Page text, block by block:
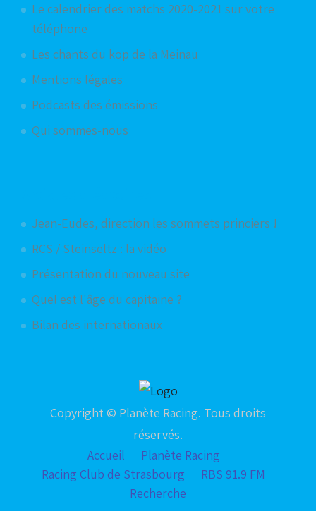
Le calendrier des matchs 2020-2021 sur votre
téléphone
Les chants du kop de la Meinau
Mentions légales
Podcasts des émissions
Qui sommes-nous
Jean-Eudes, direction les sommets princiers !
RCS / Steinseltz : la vidéo
Présentation du nouveau site
Quel est l'âge du capitaine ?
Bilan des internationaux
Copyright © Planète Racing. Tous droits
réservés.
Accueil
Planète Racing
Racing Club de Strasbourg
RBS 91.9 FM
Recherche